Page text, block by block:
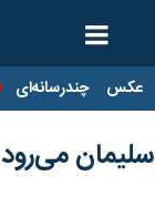
عکس چندرسانه‌ای
می‌رود